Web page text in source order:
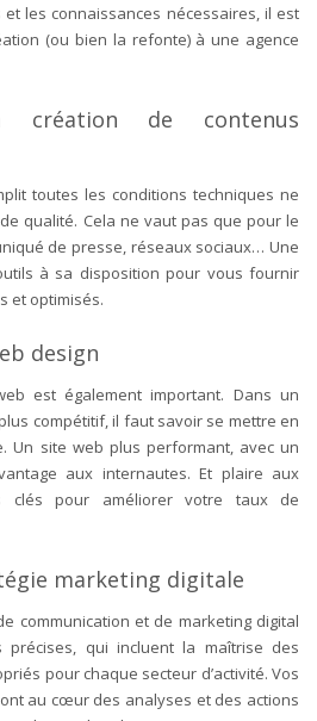
les connaissances nécessaires, il est
(ou bien la refonte) à une agence
création de contenus
toutes les conditions techniques ne
qualité. Cela ne vaut pas que pour le
de presse, réseaux sociaux… Une
à sa disposition pour vous fournir
et optimisés.
design
est également important. Dans un
compétitif, il faut savoir se mettre en
Un site web plus performant, avec un
aux internautes. Et plaire aux
clés pour améliorer votre taux de
marketing digitale
communication et de marketing digital
précises, qui incluent la maîtrise des
pour chaque secteur d’activité. Vos
au cœur des analyses et des actions